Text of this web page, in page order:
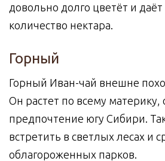
довольно долго цветёт и
количество нектара.
Горный
Горный Иван-чай внешне
Он растет по всему материку,
предпочтение югу Сибири.
встретить в светлых лесах и
облагороженных парков.